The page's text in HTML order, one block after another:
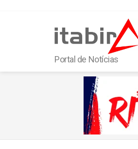
Portal de Notícias